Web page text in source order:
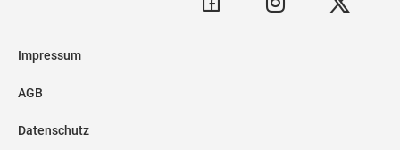
Impressum
AGB
Datenschutz